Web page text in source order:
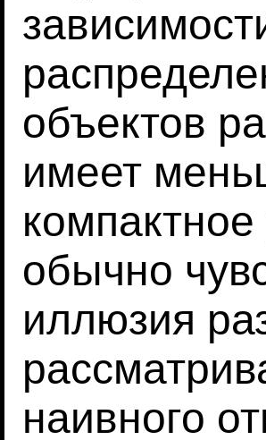
объектов
имеет
обычно
иллюзия
наивного